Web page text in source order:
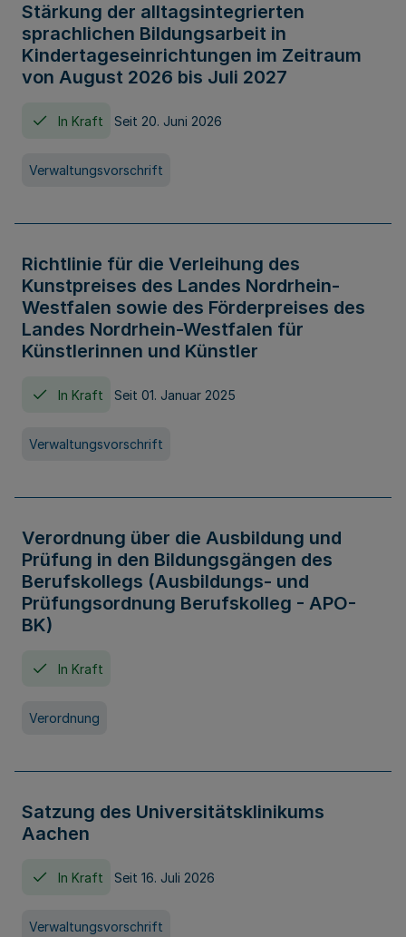
Stärkung der alltagsintegrierten
sprachlichen Bildungsarbeit in
Kindertageseinrichtungen im Zeitraum
von August 2026 bis Juli 2027
In Kraft Seit 20. Juni 2026
Verwaltungsvorschrift
Richtlinie für die Verleihung des
Kunstpreises des Landes Nordrhein-
Westfalen sowie des Förderpreises des
Landes Nordrhein-Westfalen für
Künstlerinnen und Künstler
In Kraft Seit 01. Januar 2025
Verwaltungsvorschrift
Verordnung über die Ausbildung und
Prüfung in den Bildungsgängen des
Berufskollegs (Ausbildungs- und
Prüfungsordnung Berufskolleg - APO-
BK)
In Kraft
Verordnung
Satzung des Universitätsklinikums
Aachen
In Kraft Seit 16. Juli 2026
Verwaltungsvorschrift